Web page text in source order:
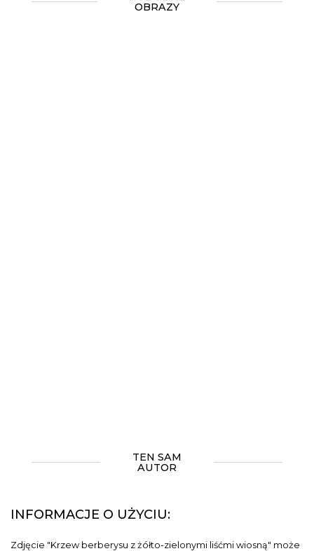
OBRAZY
TEN SAM
AUTOR
INFORMACJE O UŻYCIU:
Zdjęcie "Krzew berberysu z żółto-zielonymi liśćmi wiosną" może